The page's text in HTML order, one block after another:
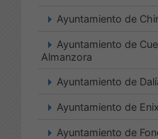
Ayuntamiento de
Ayuntamiento de
Almanzora
Ayuntamiento de
Ayuntamiento de Enix
Ayuntamiento de